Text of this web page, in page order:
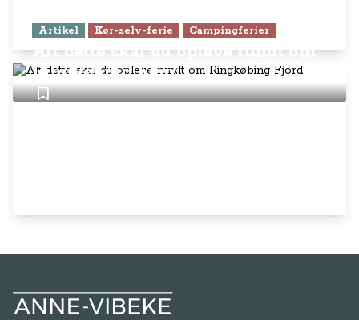
Artikel Kør-selv-ferie Campingferier
Alt dette skal du opleve rundt om
Ringkøbing Fjord